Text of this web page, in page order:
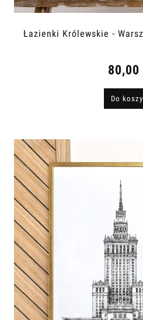
Łazienki Królewskie -
80,00
Do